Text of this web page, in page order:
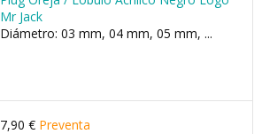
Mr Jack
Diámetro: 03 mm, 04 mm, 05 mm, ...
7,90 € Preventa